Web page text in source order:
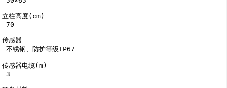
立柱高度(cm)
70
传感器
不锈钢、防护等级IP67
传感器电缆(m)
3